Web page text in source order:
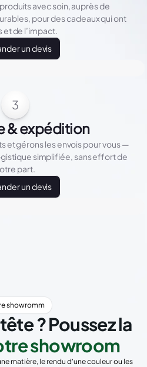
avec soin, auprès de
pour des cadeaux qui ont
et de l’impact.
un devis
3
& expédition
et gérons les envois pour vous —
simplifiée, sans effort de
part.
un devis
showromm
? Poussez la
showroom
matière, le rendu d'une couleur ou les